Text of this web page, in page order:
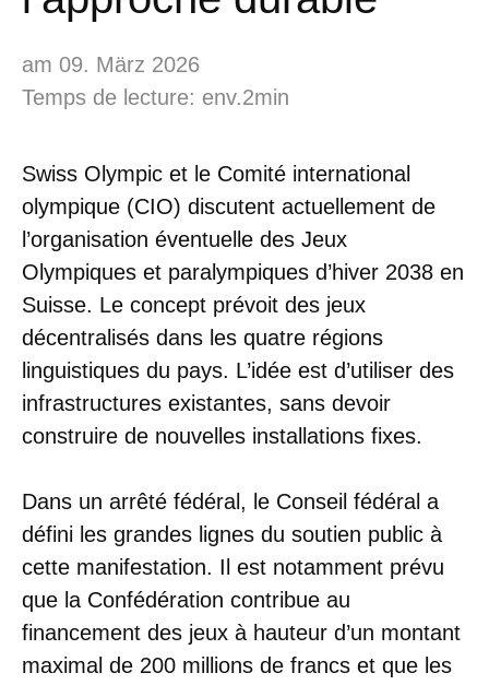
am 09. März 2026
Temps de lecture: env.2min
Swiss Olympic et le Comité international
olympique (CIO) discutent actuellement de
l’organisation éventuelle des Jeux
Olympiques et paralympiques d’hiver 2038 en
Suisse. Le concept prévoit des jeux
décentralisés dans les quatre régions
linguistiques du pays. L’idée est d’utiliser des
infrastructures existantes, sans devoir
construire de nouvelles installations fixes.
Dans un arrêté fédéral, le Conseil fédéral a
défini les grandes lignes du soutien public à
cette manifestation. Il est notamment prévu
que la Confédération contribue au
financement des jeux à hauteur d’un montant
maximal de 200 millions de francs et que les